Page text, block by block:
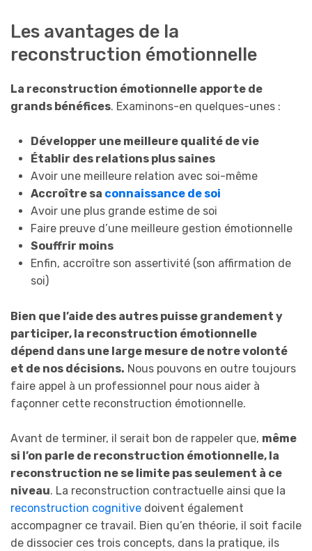
Les avantages de la
reconstruction émotionnelle
La reconstruction émotionnelle apporte de
grands bénéfices. Examinons-en quelques-unes :
Développer une meilleure qualité de vie
Établir des relations plus saines
Avoir une meilleure relation avec soi-même
Accroître sa connaissance de soi
Avoir une plus grande estime de soi
Faire preuve d’une meilleure gestion émotionnelle
Souffrir moins
Enfin, accroître son assertivité (son affirmation de
soi)
Bien que l’aide des autres puisse grandement y
participer, la reconstruction émotionnelle
dépend dans une large mesure de notre volonté
et de nos décisions. Nous pouvons en outre toujours
faire appel à un professionnel pour nous aider à
façonner cette reconstruction émotionnelle.
Avant de terminer, il serait bon de rappeler que, même
si l’on parle de reconstruction émotionnelle, la
reconstruction ne se limite pas seulement à ce
niveau. La reconstruction contractuelle ainsi que la
reconstruction cognitive doivent également
accompagner ce travail. Bien qu’en théorie, il soit facile
de dissocier ces trois concepts, dans la pratique, ils